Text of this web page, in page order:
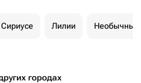
Лилии Необычные
городах